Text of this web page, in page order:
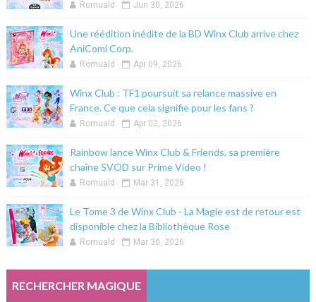
Romuald Jun 30, 2026
Une réédition inédite de la BD Winx Club arrive chez
AniComi Corp.
Romuald Apr 09, 2026
Winx Club : TF1 poursuit sa relance massive en
France. Ce que cela signifie pour les fans ?
Romuald Apr 02, 2026
Rainbow lance Winx Club & Friends, sa première
chaîne SVOD sur Prime Video !
Romuald Mar 31, 2026
Le Tome 3 de Winx Club - La Magie est de retour est
disponible chez la Bibliothèque Rose
Romuald Mar 30, 2026
RECHERCHER MAGIQUE